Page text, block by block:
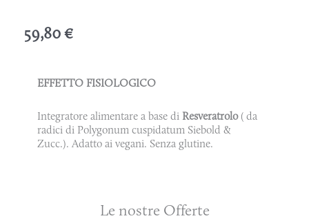
59,80€
EFFETTO FISIOLOGICO
Integratore alimentare a base di Resveratrolo ( da
radici di Polygonum cuspidatum Siebold &
Zucc.). Adatto ai vegani. Senza glutine.
Le nostre Offerte